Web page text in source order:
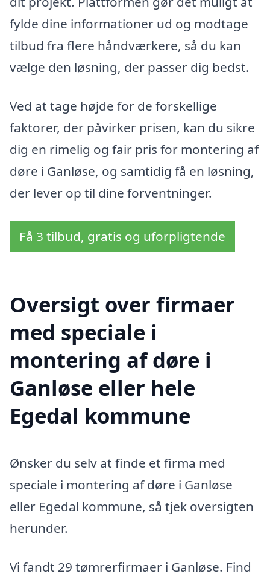
fylde dine informationer ud og modtage
tilbud fra flere håndværkere, så du kan
vælge den løsning, der passer dig bedst.
Ved at tage højde for de forskellige
faktorer, der påvirker prisen, kan du sikre
dig en rimelig og fair pris for montering af
døre i Ganløse, og samtidig få en løsning,
der lever op til dine forventninger.
Få 3 tilbud, gratis og uforpligtende
Oversigt over firmaer
med speciale i
montering af døre i
Ganløse eller hele
Egedal kommune
Ønsker du selv at finde et firma med
speciale i montering af døre i Ganløse
eller Egedal kommune, så tjek oversigten
herunder.
Vi fandt 29 tømrerfirmaer i Ganløse. Find